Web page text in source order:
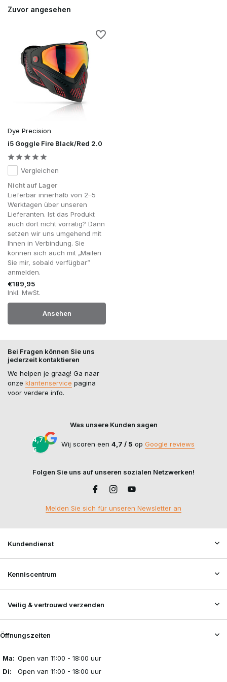
Zuvor angesehen
Dye Precision
i5 Goggle Fire Black/Red 2.0
Vergleichen
Nicht auf Lager
Lieferbar innerhalb von 2–5
Werktagen über unseren
Lieferanten. Ist das Produkt
auch dort nicht vorrätig? Dann
setzen wir uns umgehend mit
Ihnen in Verbindung. Sie
können sich auch mit „Mailen
Sie mir, sobald verfügbar”
anmelden.
€189,95
Inkl. MwSt.
Ansehen
Bei Fragen können Sie uns
jederzeit kontaktieren
We helpen je graag! Ga naar
onze klantenservice pagina
voor verdere info.
Was unsere Kunden sagen
4,7 /
5
Wij scoren een 4,7 / 5 op Google reviews
Folgen Sie uns auf unseren sozialen Netzwerken!
Melden Sie sich für unseren Newsletter an
Kundendienst
Kenniscentrum
Veilig & vertrouwd verzenden
Öffnungszeiten
Ma: Open van 11:00 - 18:00 uur
Di:
Open van 11:00 - 18:00 uur